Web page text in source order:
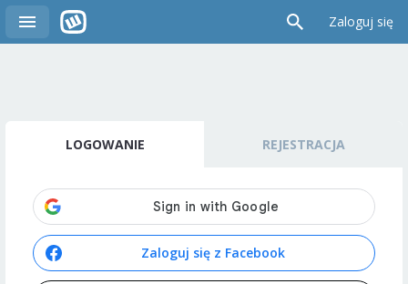
Zaloguj się
LOGOWANIE REJESTRACJA
Zaloguj się z Facebook